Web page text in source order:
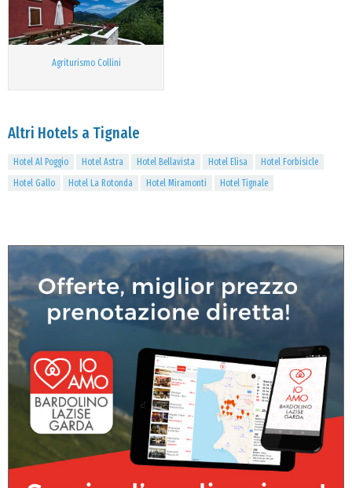
Agriturismo Collini
Altri Hotels a Tignale
Hotel Al Poggio Hotel Astra Hotel Bellavista Hotel Elisa
Hotel Forbisicle
Hotel Gallo
Hotel La Rotonda Hotel Miramonti Hotel Tignale